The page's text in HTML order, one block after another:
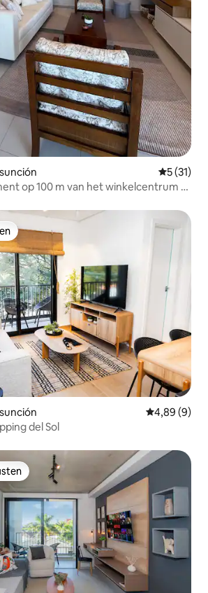
5 (31)
op 100 m van het winkelcentrum El
Gemiddelde
4,89 (9)
del Sol